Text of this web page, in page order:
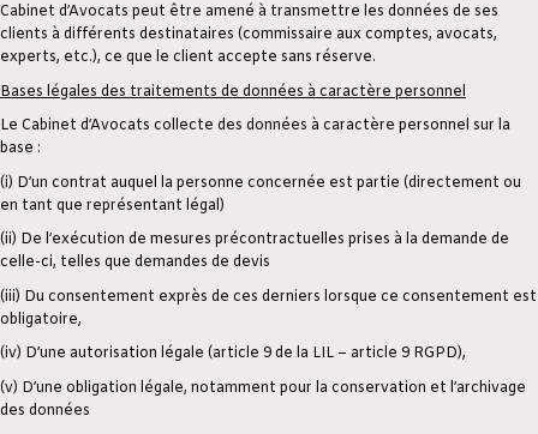
Cabinet d’Avocats peut être amené à transmettre les données de ses
clients à différents destinataires (commissaire aux comptes, avocats,
experts, etc.), ce que le client accepte sans réserve.
Bases légales des traitements de données à caractère personnel
Le Cabinet d’Avocats collecte des données à caractère personnel sur la
base :
(i) D’un contrat auquel la personne concernée est partie (directement ou
en tant que représentant légal)
(ii) De l’exécution de mesures précontractuelles prises à la demande de
celle-ci, telles que demandes de devis
(iii) Du consentement exprès de ces derniers lorsque ce consentement est
obligatoire,
(iv) D’une autorisation légale (article 9 de la LIL – article 9 RGPD),
(v) D’une obligation légale, notamment pour la conservation et l’archivage
des données